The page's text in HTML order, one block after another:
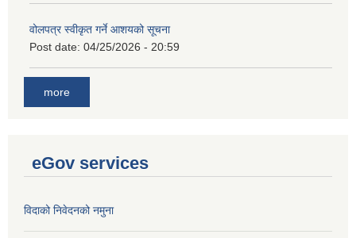
वोलपत्र स्वीकृत गर्ने आशयको सूचना
Post date: 04/25/2026 - 20:59
more
eGov services
विदाको निवेदनको नमुना